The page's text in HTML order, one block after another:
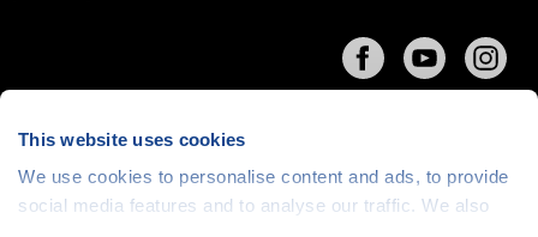
This website uses cookies
We use cookies to personalise content and ads, to provide
social media features and to analyse our traffic. We also
Cookies| © 1999-2026 Člověk v tísni o.p.s., web běží